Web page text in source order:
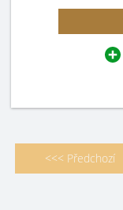
<<< Předchozí